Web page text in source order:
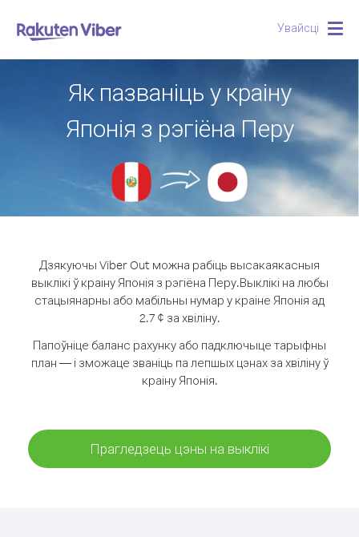
Увайсці
Як пазваніць у краіну
Японія з рэгіёна Перу
Дзякуючы Viber Out можна рабіць высакаякасныя
выклікі ў краіну Японія з рэгіёна Перу.Выклікі на любы
стацыянарны або мабільны нумар у краіне Японія ад
2.7 ¢ за хвіліну.
Папоўніце баланс рахунку або падключыце тарыфны
план — і зможаце званіць па лепшых цэнах за хвіліну ў
краіну Японія.
Прагледзець цэны на выклікі